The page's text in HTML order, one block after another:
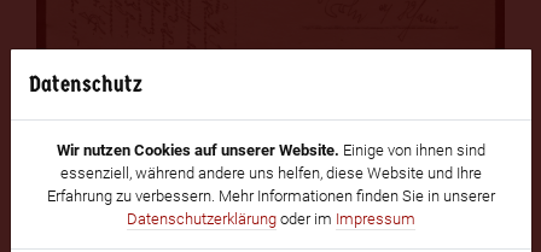
Kuhnen, Emil
20
Datenschutz
Wir nutzen Cookies auf unserer Website. Einige von ihnen sind
essenziell, während andere uns helfen, diese Website und Ihre
Erfahrung zu verbessern. Mehr Informationen finden Sie in unserer
Datenschutzerklärungoder im Impressum